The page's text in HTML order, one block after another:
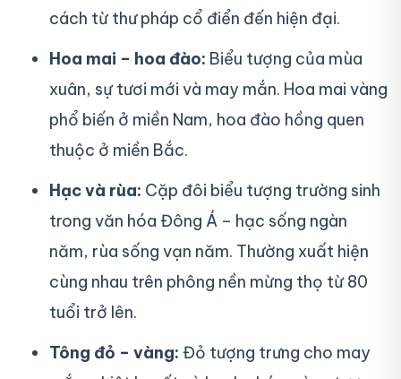
cách từ thư pháp cổ điển đến hiện đại.
Hoa mai – hoa đào: Biểu tượng của mùa
xuân, sự tươi mới và may mắn. Hoa mai vàng
phổ biến ở miền Nam, hoa đào hồng quen
thuộc ở miền Bắc.
Hạc và rùa: Cặp đôi biểu tượng trường sinh
trong văn hóa Đông Á – hạc sống ngàn
năm, rùa sống vạn năm. Thường xuất hiện
cùng nhau trên phông nền mừng thọ từ 80
tuổi trở lên.
Tông đỏ – vàng: Đỏ tượng trưng cho may